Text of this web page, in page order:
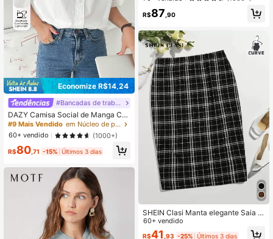
Economize R$14,24
#Bancadas de trabalho
DAZY Camisa Social de Manga Cur
ta com Botões, Cor Sólida e Versáti
l, Casual Business
#9 Mais Vendido
em Núcleo de peculiaridade Ideias de looks
60+ vendido
(1000+)
R$80 ,71 -15% Últimos 3 dias
R$87 ,90
SHEIN Clasi Manta elegante Saia d
e Tamanho Grande
60+ vendido
R$41 ,93 -25% Últimos 3 dias